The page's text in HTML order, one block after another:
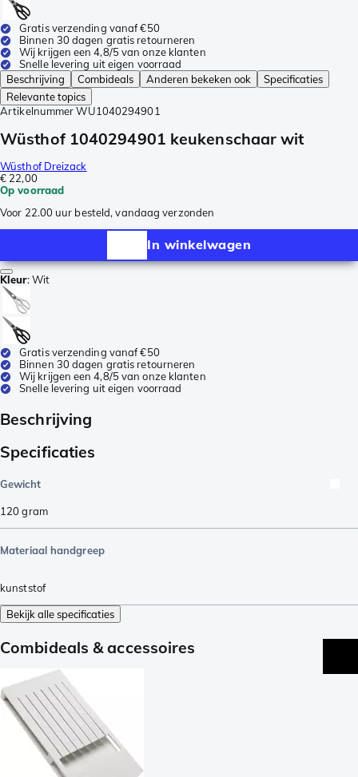
Gratis verzending vanaf €50
Binnen 30 dagen gratis retourneren
Wij krijgen een 4,8/5 van onze klanten
Snelle levering uit eigen voorraad
Beschrijving
Combideals Anderen bekeken ook
Specificaties
Relevante topics
Artikelnummer WU1040294901
Wüsthof 1040294901 keukenschaar wit
Wüsthof Dreizack
€ 22,00
Op voorraad
Voor 22.00 uur besteld, vandaag verzonden
In winkelwagen
Kleur:Wit
Gratis verzending vanaf €50
Binnen 30 dagen gratis retourneren
Wij krijgen een 4,8/5 van onze klanten
Snelle levering uit eigen voorraad
Beschrijving
Specificaties
Gewicht
120gram
Materiaal handgreep
kunststof
Bekijk alle specificaties
Combideals & accessoires